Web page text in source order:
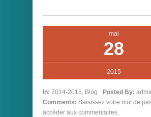
mai
28
2015
In: 2014-2015, Blog Posted By:
Comments: Saisissez votre mot de
accéder aux commentaires.